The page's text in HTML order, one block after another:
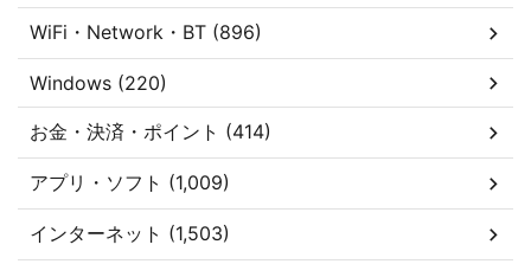
WiFi・Network・BT (896)
Windows (220)
お金・決済・ポイント (414)
アプリ・ソフト (1,009)
インターネット (1,503)